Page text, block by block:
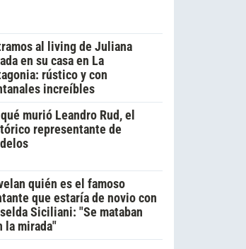
al living de Juliana
en su casa en La
rústico y con
increíbles
murió Leandro Rud, el
representante de
quién es el famoso
que estaría de novio con
Siciliani: "Se mataban
la mirada"